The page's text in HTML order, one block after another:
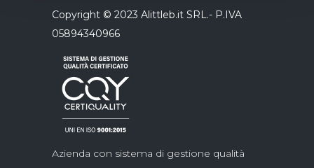
Copyright © 2023 Alittleb.it SRL.- P.IVA
05894340966
Azienda con sistema di gestione qualità